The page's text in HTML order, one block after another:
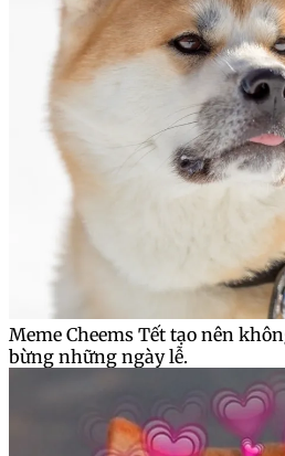
Meme Cheems Tết tạo nên
bừng những ngày lễ.